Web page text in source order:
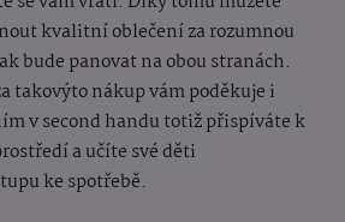
kvalitní oblečení za rozumnou
bude panovat na obou stranách.
takovýto nákup vám poděkuje i
v second handu totiž přispíváte k
a učíte své děti
ke spotřebě.